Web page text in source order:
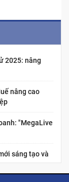
2025: nâng
nâng cao
"MegaLive
sáng tạo và